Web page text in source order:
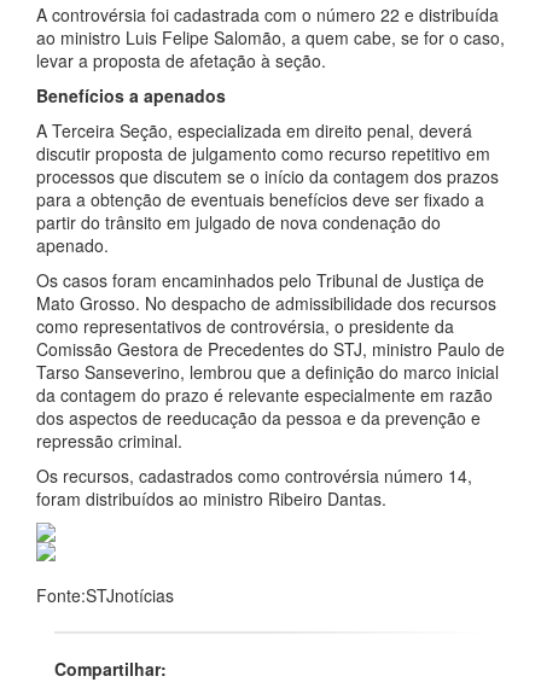
A controvérsia foi cadastrada com o número 22 e distribuída
ao ministro Luis Felipe Salomão, a quem cabe, se for o caso,
levar a proposta de afetação à seção.
Benefícios a apenados
A Terceira Seção, especializada em direito penal, deverá
discutir proposta de julgamento como recurso repetitivo em
processos que discutem se o início da contagem dos prazos
para a obtenção de eventuais benefícios deve ser fixado a
partir do trânsito em julgado de nova condenação do
apenado.
Os casos foram encaminhados pelo Tribunal de Justiça de
Mato Grosso. No despacho de admissibilidade dos recursos
como representativos de controvérsia, o presidente da
Comissão Gestora de Precedentes do STJ, ministro Paulo de
Tarso Sanseverino, lembrou que a definição do marco inicial
da contagem do prazo é relevante especialmente em razão
dos aspectos de reeducação da pessoa e da prevenção e
repressão criminal.
Os recursos, cadastrados como controvérsia número 14,
foram distribuídos ao ministro Ribeiro Dantas.
Fonte:STJnotícias
Compartilhar: